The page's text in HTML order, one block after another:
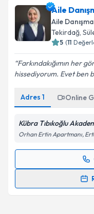
Aile
Aile
Tekirdağ,
5 (11
Farkındakığımın her
hissediyorum. Evet ben
Adres 1 Online
Kübra Tıbıkoğlu
Orhan Ertin Apartmanı,
Randevu